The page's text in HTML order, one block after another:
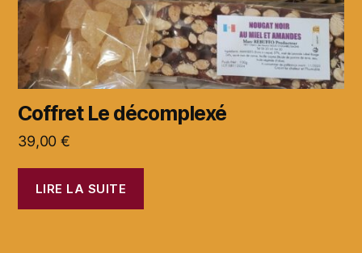
Coffret Le décomplexé
39,00 €
LIRE LA SUITE